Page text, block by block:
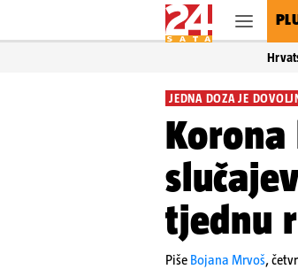
JEDNA DOZA JE
Korona
tjednu
Piše Bojana Mrvoš,